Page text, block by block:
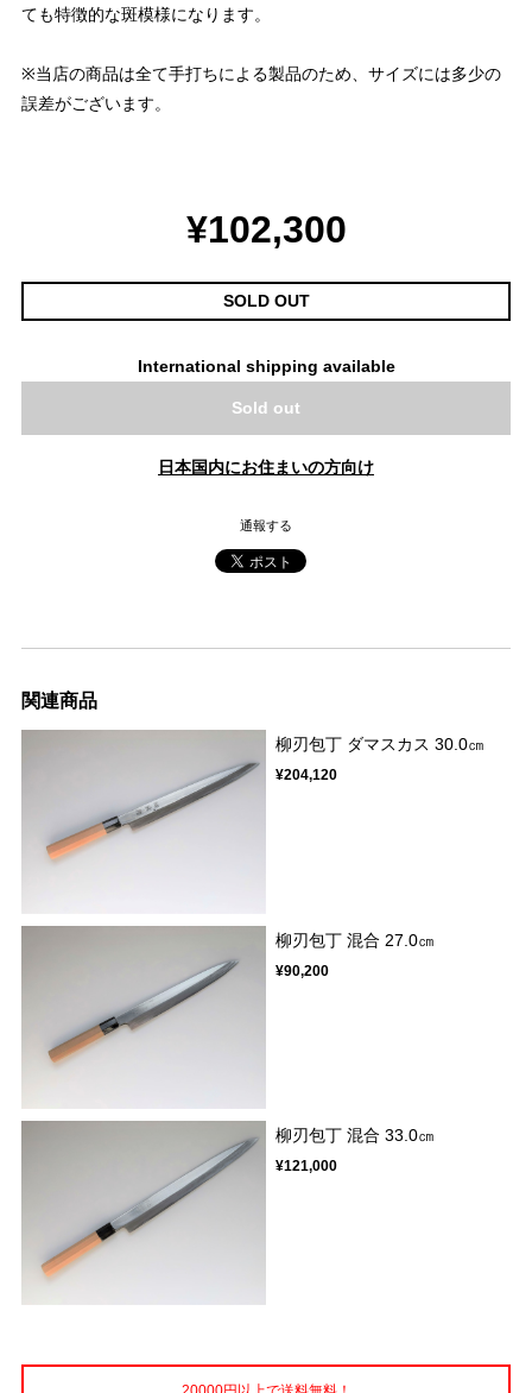
ても特徴的な斑模様になります。
※当店の商品は全て手打ちによる製品のため、サイズには多少の
誤差がございます。
¥102,300
SOLD OUT
International shipping available
Sold out
日本国内にお住まいの方向け
通報する
関連商品
柳刃包丁 ダマスカス 30.0㎝
¥204,120
柳刃包丁 混合 27.0㎝
¥90,200
柳刃包丁 混合 33.0㎝
¥121,000